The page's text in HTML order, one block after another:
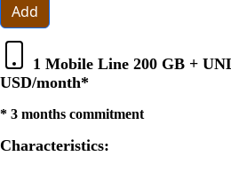
Add
1 Mobile Line 200 GB +
USD/month*
* 3 months commitment
Characteristics: